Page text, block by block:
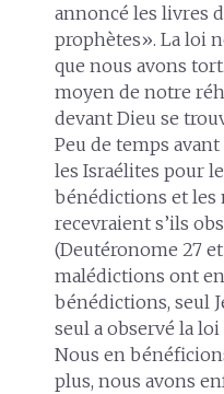
annoncé les livres
prophètes». La loi
que nous avons
moyen de notre
devant Dieu se
Peu de temps
les Israélites pour
bénédictions et les
recevraient s’ils
(Deutéronome 27
malédictions ont
bénédictions, seul
seul a observé la
Nous en
plus, nous avons